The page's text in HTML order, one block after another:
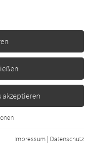
- alle Rezensionen,
2022
akzeptieren
Funktionen der
dass die Webseite
Impressum | Datenschutz